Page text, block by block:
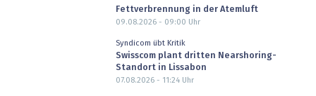
Fettverbrennung in der Atemluft
09.08.2026 - 09:00 Uhr
Syndicom übt Kritik
Swisscom plant dritten Nearshoring-
Standort in Lissabon
07.08.2026 - 11:24Uhr